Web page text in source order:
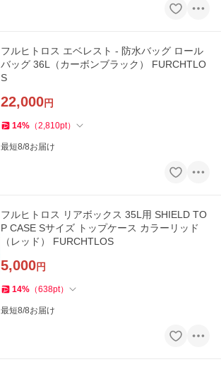
フルヒトロス エベレスト - 防水バッグ ロール
バッグ 36L（カーボンブラック） FURCHTLO
S
22,000円
14% （2,810pt）
最短8/8お届け
フルヒトロス リアボックス 35L用 SHIELD TO
P CASE Sサイズ トップケース カラーリッド
（レッド） FURCHTLOS
5,000円
14% （638pt）
最短8/8お届け